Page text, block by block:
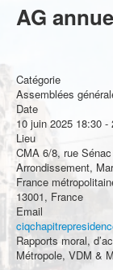
AG
Catégorie
Assemblées
Date
10 juin 2025 18:30 -
Lieu
CMA 6/8, rue
Arrondissement,
France
13001, France
Email
Rapports moral,
Métropole, VDM &